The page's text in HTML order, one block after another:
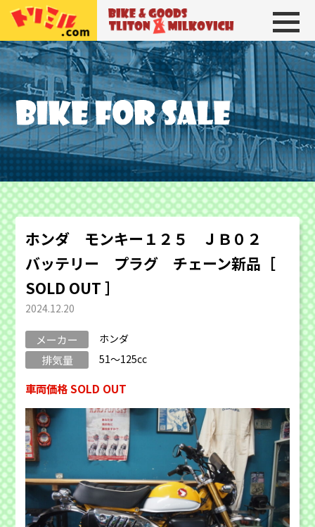
トリトン＆ミルコビッチ BIKE＆
ホンダ モンキー１２５ ＪＢ０２
バッテリー プラグ チェーン新品［
SOLD OUT ］
2024.12.20
メーカー ホンダ
排気量 51～125cc
車両価格 SOLD OUT